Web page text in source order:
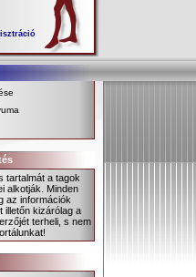
tartalmát a tagok
alkotják. Minden
az információk
illetőn kizárólag a
terheli, s nem